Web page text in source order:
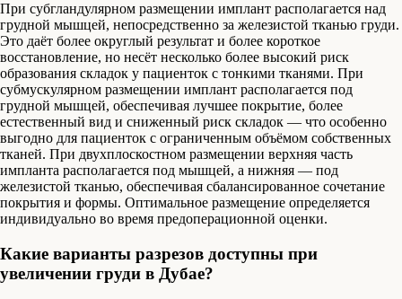
При субгландулярном размещении имплант располагается над
грудной мышцей, непосредственно за железистой тканью груди.
Это даёт более округлый результат и более короткое
восстановление, но несёт несколько более высокий риск
образования складок у пациенток с тонкими тканями. При
субмускулярном размещении имплант располагается под
грудной мышцей, обеспечивая лучшее покрытие, более
естественный вид и сниженный риск складок — что особенно
выгодно для пациенток с ограниченным объёмом собственных
тканей. При двухплоскостном размещении верхняя часть
импланта располагается под мышцей, а нижняя — под
железистой тканью, обеспечивая сбалансированное сочетание
покрытия и формы. Оптимальное размещение определяется
индивидуально во время предоперационной оценки.
Какие варианты разрезов доступны при
увеличении груди в Дубае?